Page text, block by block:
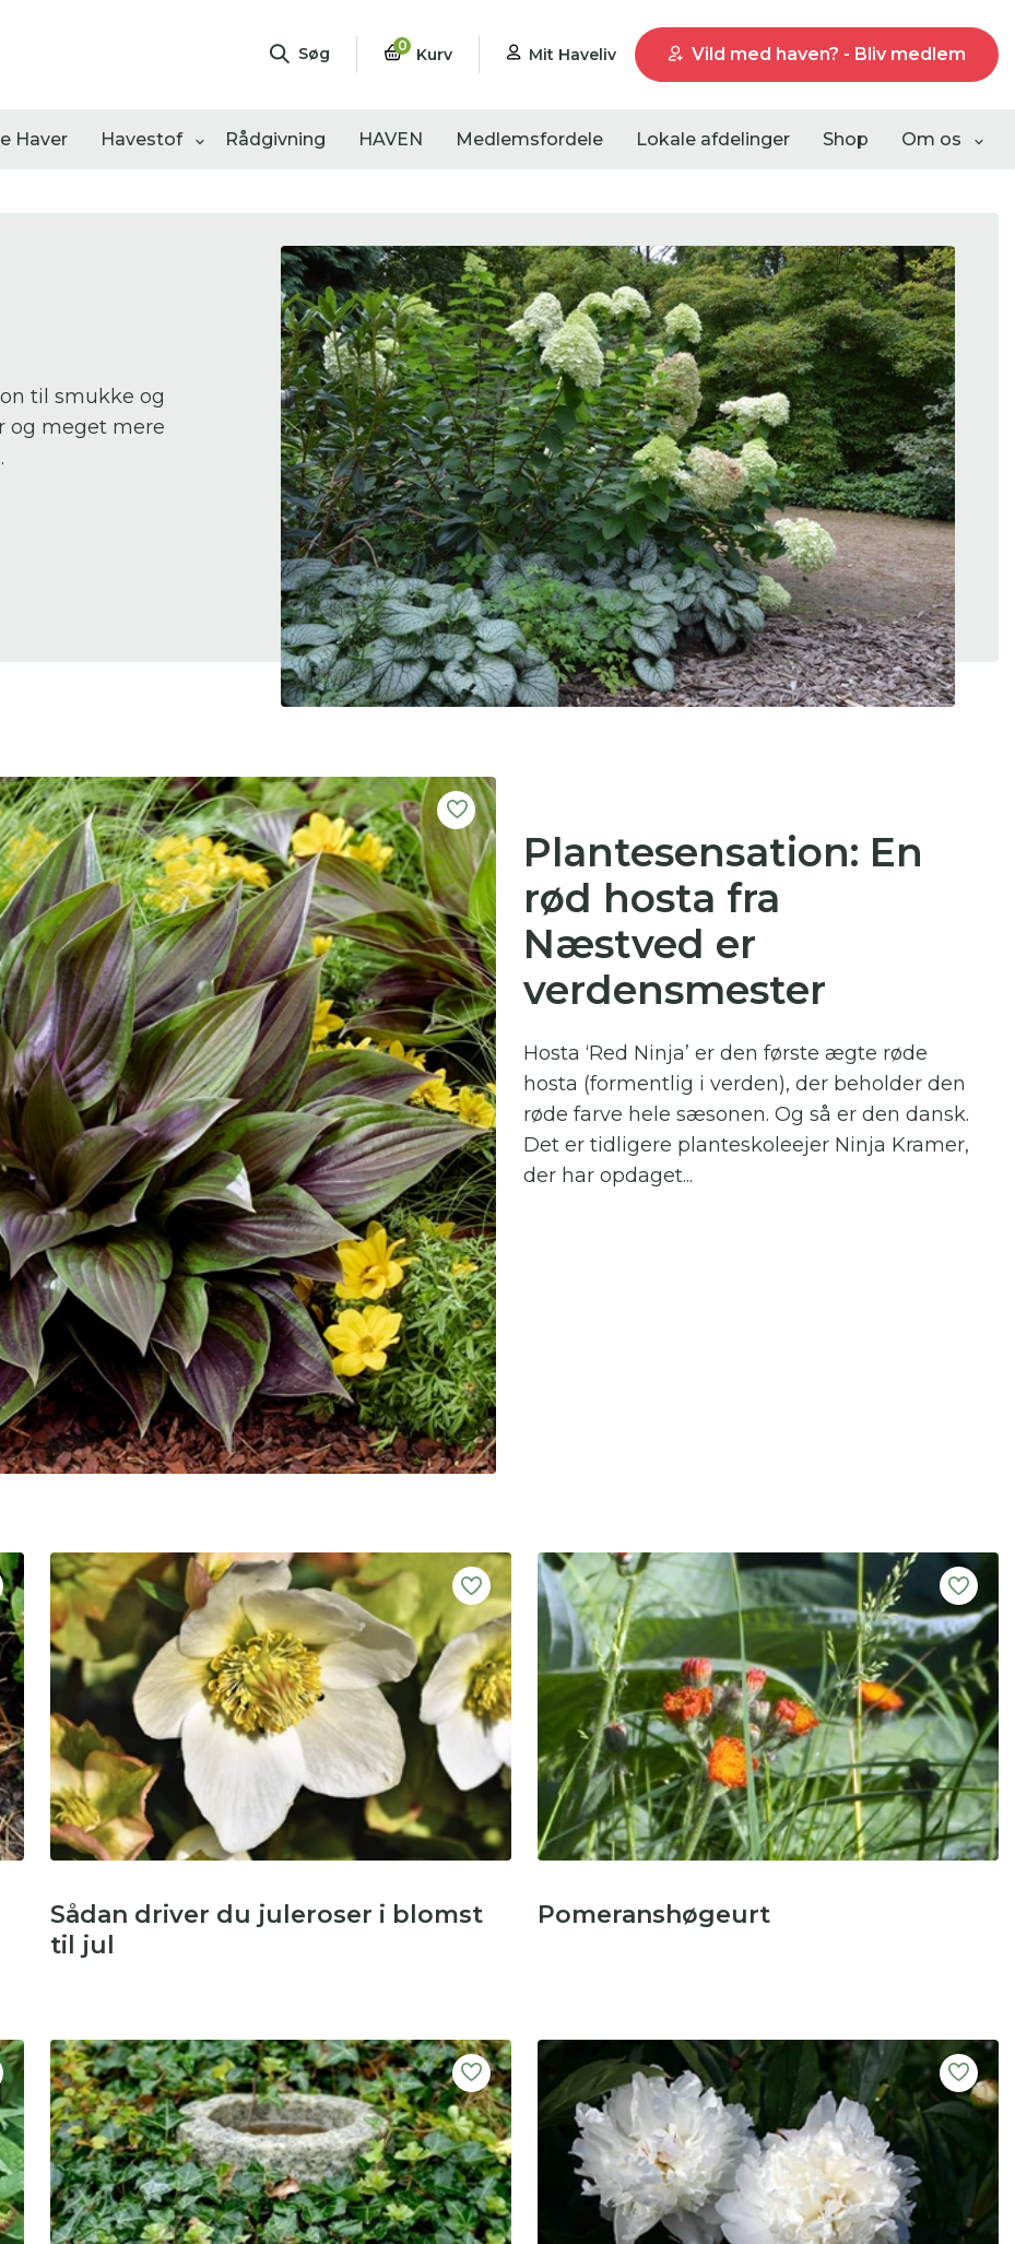
Søg 0 Kurv Mit Haveliv Vild med haven? - Bliv medlem
Haver Havestof Rådgivning HAVEN Medlemsfordele Lokale afdelinger Shop Om os
Åbne haver
0resultater Liste visning
Du skal indtaste minimum 3 tegn for at se
resultater
Her kan du søge i hele vores katalog af artikler, arrangementer,
produkter og åbne haver.
til smukke og
og meget mere
Plantesensation: En
rød hosta fra
Næstved er
verdensmester
Hosta ‘Red Ninja’ er den første ægte røde
hosta (formentlig i verden), der beholder den
røde farve hele sæsonen. Og så er den dansk.
Det er tidligere planteskoleejer Ninja Kramer,
der har opdaget...
Sådan driver du juleroser i blomst
til jul
Pomeranshøgeurt